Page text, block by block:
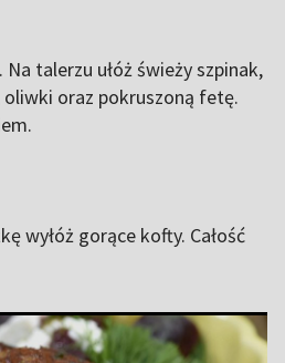
talerzu ułóż świeży szpinak,
oraz pokruszoną fetę.
wyłóż gorące kofty. Całość